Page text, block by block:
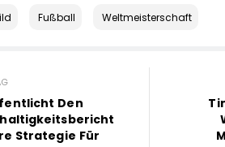
Fußball Weltmeisterschaft
Den
Strategie Für